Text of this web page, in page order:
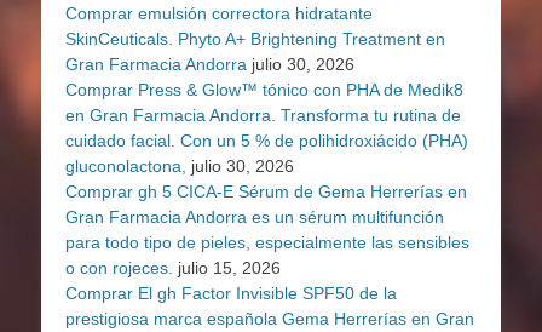
Comprar emulsión correctora hidratante
SkinCeuticals. Phyto A+ Brightening Treatment en
Gran Farmacia Andorra julio 30, 2026
Comprar Press & Glow™ tónico con PHA de Medik8
en Gran Farmacia Andorra. Transforma tu rutina de
cuidado facial. Con un 5 % de polihidroxiácido (PHA)
gluconolactona,
julio 30, 2026
Comprar gh 5 CICA-E Sérum de Gema Herrerías en
Gran Farmacia Andorra es un sérum multifunción
para todo tipo de pieles, especialmente las sensibles
o con rojeces. julio 15, 2026
Comprar El gh Factor Invisible SPF50 de la
prestigiosa marca española Gema Herrerías en Gran